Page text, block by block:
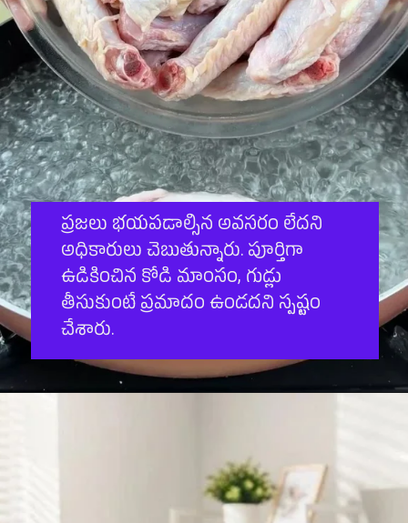
ప్రజలు భయపడాల్సిన అవసరం లేదని
అధికారులు చెబుతున్నారు. పూర్తిగా
ఉడికించిన కోడి మాంసం, గుడ్లు
తీసుకుంటే ప్రమాదం ఉండదని స్పష్టం
చేశారు.